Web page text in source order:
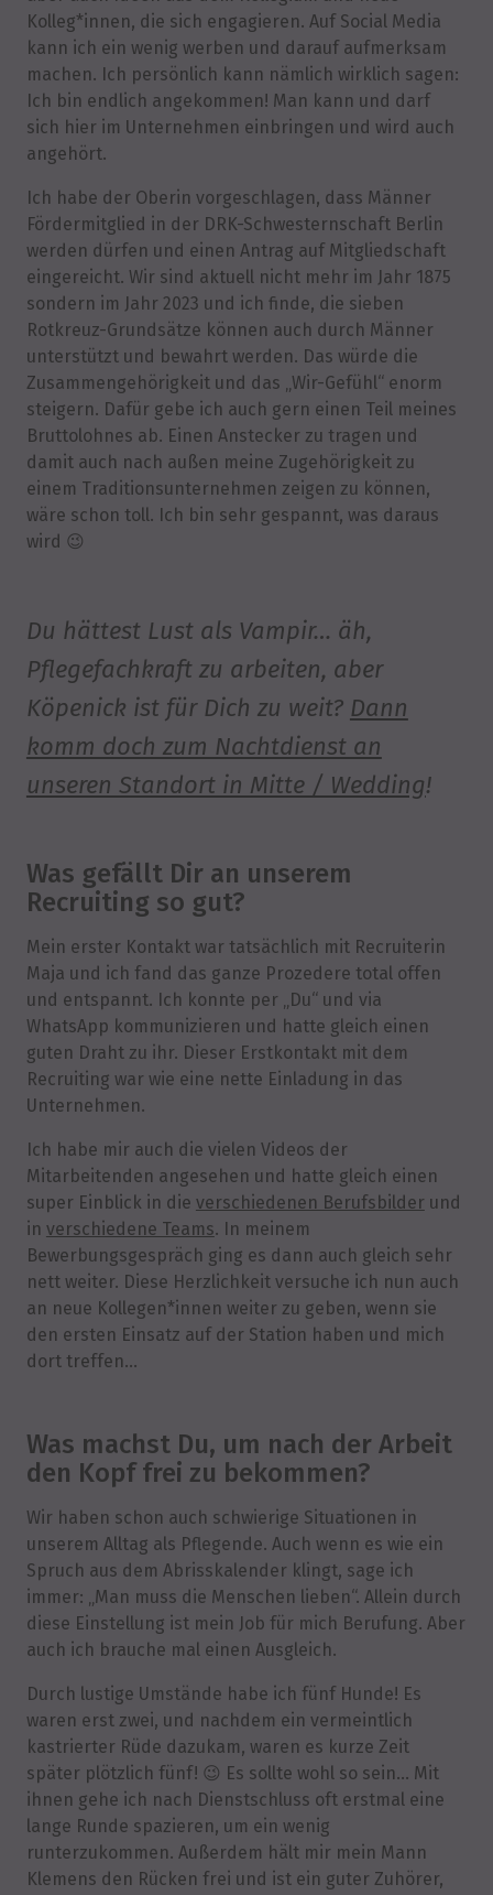
Kolleg*innen, die sich engagieren. Auf Social Media
kann ich ein wenig werben und darauf aufmerksam
machen. Ich persönlich kann nämlich wirklich sagen:
Ich bin endlich angekommen! Man kann und darf
sich hier im Unternehmen einbringen und wird auch
angehört.
Ich habe der Oberin vorgeschlagen, dass Männer
Fördermitglied in der DRK-Schwesternschaft Berlin
werden dürfen und einen Antrag auf Mitgliedschaft
eingereicht. Wir sind aktuell nicht mehr im Jahr 1875
sondern im Jahr 2023 und ich finde, die sieben
Rotkreuz-Grundsätze können auch durch Männer
unterstützt und bewahrt werden. Das würde die
Zusammengehörigkeit und das „Wir-Gefühl“ enorm
steigern. Dafür gebe ich auch gern einen Teil meines
Bruttolohnes ab. Einen Anstecker zu tragen und
damit auch nach außen meine Zugehörigkeit zu
einem Traditionsunternehmen zeigen zu können,
wäre schon toll. Ich bin sehr gespannt, was daraus
wird 😉
Du hättest Lust als Vampir… äh,
Pflegefachkraft zu arbeiten, aber
Köpenick ist für Dich zu weit? Dann
komm doch zum Nachtdienst an
unseren Standort in Mitte / Wedding!
Was gefällt Dir an unserem
Recruiting so gut?
Mein erster Kontakt war tatsächlich mit Recruiterin
Maja und ich fand das ganze Prozedere total offen
und entspannt. Ich konnte per „Du“ und via
WhatsApp kommunizieren und hatte gleich einen
guten Draht zu ihr. Dieser Erstkontakt mit dem
Recruiting war wie eine nette Einladung in das
Unternehmen.
Ich habe mir auch die vielen Videos der
Mitarbeitenden angesehen und hatte gleich einen
super Einblick in die verschiedenen Berufsbilder und
in verschiedene Teams. In meinem
Bewerbungsgespräch ging es dann auch gleich sehr
nett weiter. Diese Herzlichkeit versuche ich nun auch
an neue Kollegen*innen weiter zu geben, wenn sie
den ersten Einsatz auf der Station haben und mich
dort treffen…
Was machst Du, um nach der Arbeit
den Kopf frei zu bekommen?
Wir haben schon auch schwierige Situationen in
unserem Alltag als Pflegende. Auch wenn es wie ein
Spruch aus dem Abrisskalender klingt, sage ich
immer: „Man muss die Menschen lieben“. Allein durch
diese Einstellung ist mein Job für mich Berufung. Aber
auch ich brauche mal einen Ausgleich.
Durch lustige Umstände habe ich fünf Hunde! Es
waren erst zwei, und nachdem ein vermeintlich
kastrierter Rüde dazukam, waren es kurze Zeit
später plötzlich fünf! 😉 Es sollte wohl so sein… Mit
ihnen gehe ich nach Dienstschluss oft erstmal eine
lange Runde spazieren, um ein wenig
runterzukommen. Außerdem hält mir mein Mann
Klemens den Rücken frei und ist ein guter Zuhörer,